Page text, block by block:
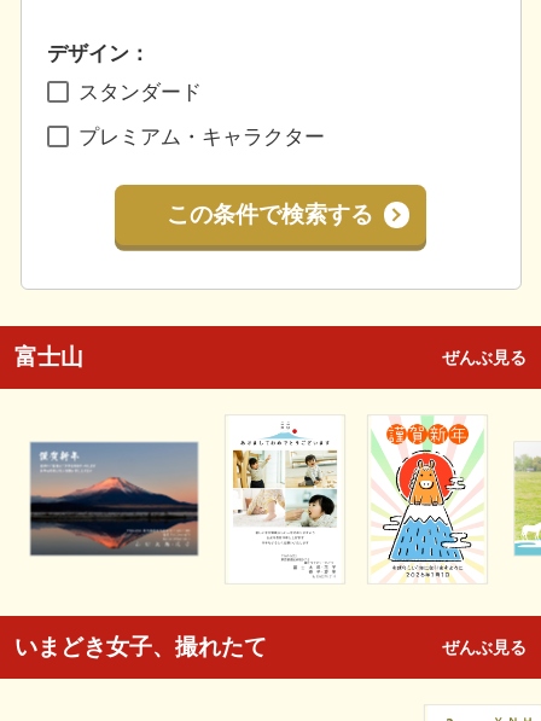
デザイン：
スタンダード
プレミアム・キャラクター
この条件で検索する
富士山 ぜんぶ見る
いまどき女子、撮れたて ぜんぶ見る